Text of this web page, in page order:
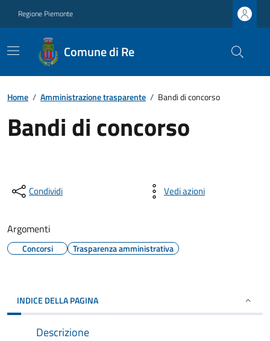
Regione Piemonte
Comune di Re
Home / Amministrazione trasparente / Bandi di concorso
Bandi di concorso
Condividi Vedi azioni
Argomenti
Concorsi Trasparenza amministrativa
INDICE DELLA PAGINA
Descrizione